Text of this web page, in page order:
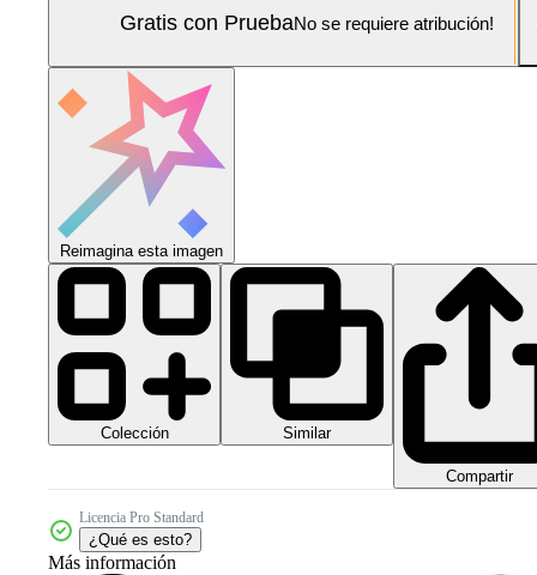
Gratis con PruebaNo se requiere atribución!
Reimagina esta imagen
Colección Similar
Compartir
Licencia Pro Standard
¿Qué es esto?
Más información